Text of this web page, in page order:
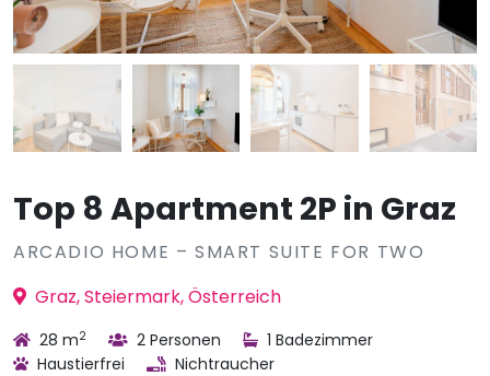
Top 8 Apartment 2P in Graz
ARCADIO HOME – SMART SUITE FOR TWO
Graz, Steiermark, Österreich
28 m2 2 Personen
1 Badezimmer
Haustierfrei
Nichtraucher